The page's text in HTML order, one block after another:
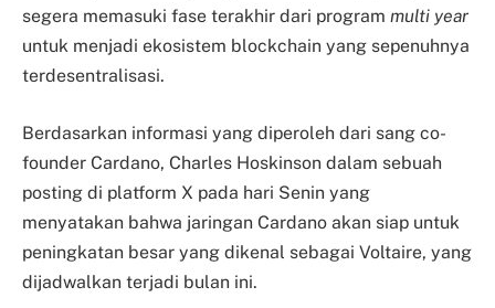
segera memasuki fase terakhir dari program multi year
untuk menjadi ekosistem blockchain yang sepenuhnya
terdesentralisasi.
Berdasarkan informasi yang diperoleh dari sang co-
founder Cardano, Charles Hoskinson dalam sebuah
posting di platform X pada hari Senin yang
menyatakan bahwa jaringan Cardano akan siap untuk
peningkatan besar yang dikenal sebagai Voltaire, yang
dijadwalkan terjadi bulan ini.